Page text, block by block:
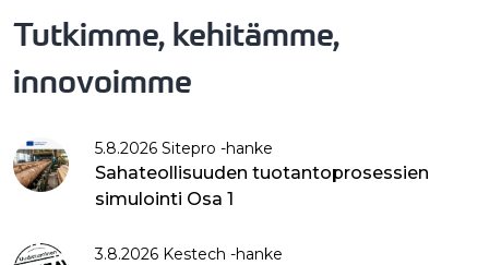
Tutkimme, kehitämme,
innovoimme
5.8.2026 Sitepro -hanke
Sahateollisuuden tuotantoprosessien
simulointi Osa 1
3.8.2026 Kestech -hanke